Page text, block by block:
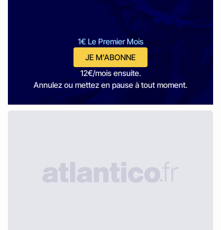
1€ Le Premier Mois
JE M'ABONNE
12€/mois ensuite.
Annulez ou mettez en pause à tout moment.